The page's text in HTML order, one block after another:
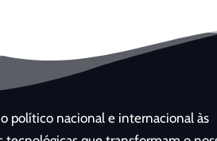
político nacional e internacional às